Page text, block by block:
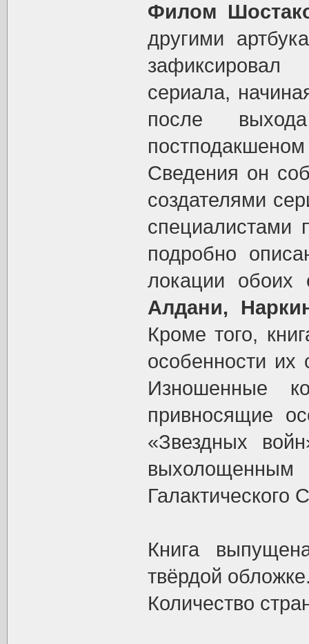
Филом
другими
сериала,
после
Сведения он
создателями
специалистами
подробно
локации обоих
Алдани,
Кроме того,
особенности их
Изношенные
привносящие
«Звездных
Галактического
Книга
твёрдой
Количество